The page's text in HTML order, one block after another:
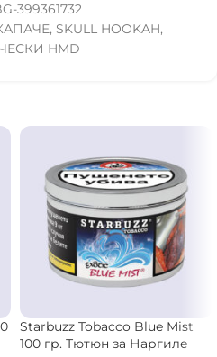
399361732
, SKULL HOOKAH,
HMD
Starbuzz Tobacco Blue Mist
100 гр. Тютюн за Наргиле